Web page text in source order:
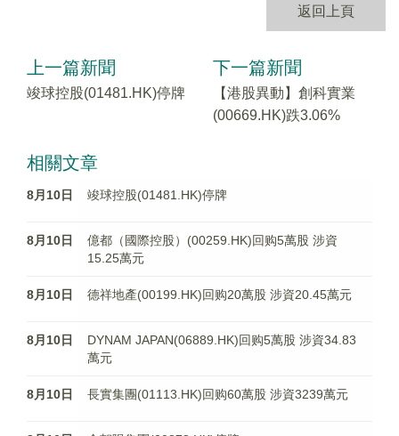
返回上頁
上一篇新聞
竣球控股(01481.HK)停牌
下一篇新聞
【港股異動】創科實業
(00669.HK)跌3.06%
相關文章
8月10日 竣球控股(01481.HK)停牌
8月10日
億都（國際控股）(00259.HK)回购5萬股 涉資
15.25萬元
8月10日 德祥地產(00199.HK)回购20萬股 涉資20.45萬元
8月10日
DYNAM JAPAN(06889.HK)回购5萬股 涉資34.83
萬元
8月10日 長實集團(01113.HK)回购60萬股 涉資3239萬元